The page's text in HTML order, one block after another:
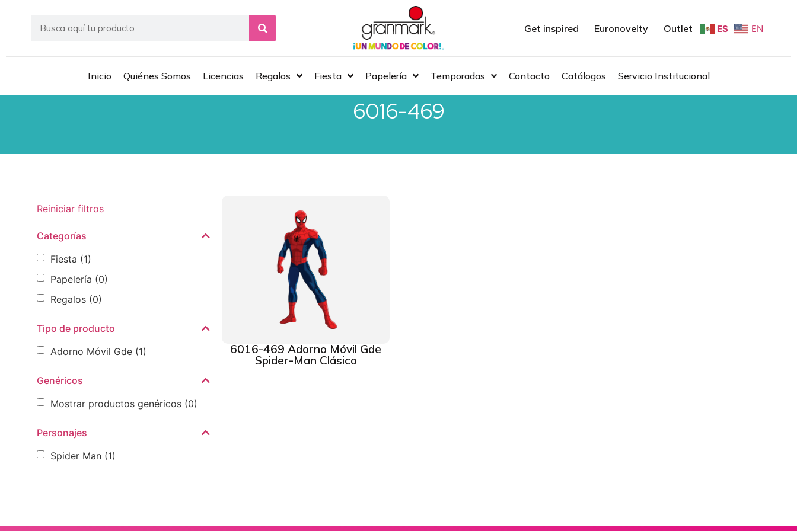
Get inspired Euronovelty Outlet ES EN
Inicio Quiénes Somos Licencias Regalos Fiesta Papelería Temporadas Contacto Catálogos Servicio Institucional
6016-469
Reiniciar filtros
Categorías
Fiesta (1)
Papelería (0)
Regalos (0)
Tipo de producto
Adorno Móvil Gde (1)
Genéricos
Mostrar productos genéricos (0)
Personajes
Spider Man (1)
6016-469 Adorno Móvil Gde
Spider-Man Clásico